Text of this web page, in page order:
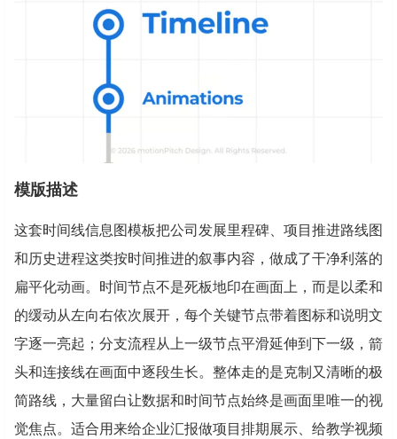
模版描述
这套时间线信息图模板把公司发展里程碑、项目推进路线图
和历史进程这类按时间推进的叙事内容，做成了干净利落的
扁平化动画。时间节点不是死板地印在画面上，而是以柔和
的缓动从左向右依次展开，每个关键节点带着图标和说明文
字逐一亮起；分支流程从上一级节点平滑延伸到下一级，箭
头和连接线在画面中逐段生长。整体走的是克制又清晰的极
简路线，大量留白让数据和时间节点始终是画面里唯一的视
觉焦点。适合用来给企业汇报做项目排期展示、给教学视频